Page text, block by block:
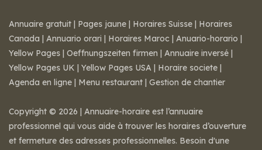
Annuaire gratuit | Pages jaune | Horaires Suisse | Horaires
Canada | Annuario orari | Horaires Maroc | Anuario-horario |
Yellow Pages | Oeffnungszeiten firmen | Annuaire inversé |
Yellow Pages UK | Yellow Pages USA | Horaire societe |
Agenda en ligne | Menu restaurant | Gestion de chantier
Copyright © 2026 | Annuaire-horaire est l’annuaire
professionnel qui vous aide à trouver les horaires d’ouverture
et fermeture des adresses professionnelles. Besoin d'une